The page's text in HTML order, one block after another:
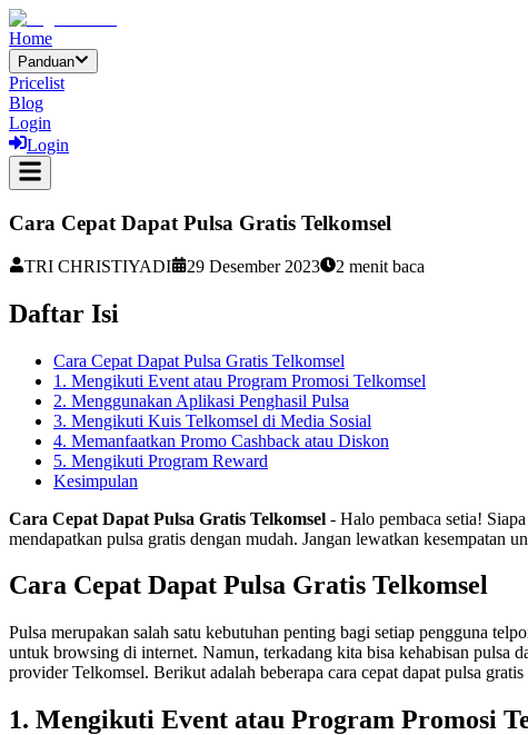
Home
Panduan
Pricelist
Blog
Login
Login
Cara Cepat Dapat Pulsa Gratis Telkomsel
TRI CHRISTIYADI 29 Desember 2023 2 menit baca
Daftar Isi
Cara Cepat Dapat Pulsa Gratis Telkomsel
1. Mengikuti Event atau Program Promosi Telkomsel
2. Menggunakan Aplikasi Penghasil Pulsa
3. Mengikuti Kuis Telkomsel di Media Sosial
4. Memanfaatkan Promo Cashback atau Diskon
5. Mengikuti Program Reward
Kesimpulan
Cara Cepat Dapat Pulsa Gratis Telkomsel - Halo pembaca setia!
mendapatkan pulsa gratis dengan mudah. Jangan lewatkan kesempatan
Cara Cepat Dapat Pulsa Gratis Telkomsel
Pulsa merupakan salah satu kebutuhan penting bagi setiap pengguna
untuk browsing di internet. Namun, terkadang kita bisa kehabisan pulsa
provider Telkomsel. Berikut adalah beberapa cara cepat dapat pulsa
1. Mengikuti Event atau Program Promosi